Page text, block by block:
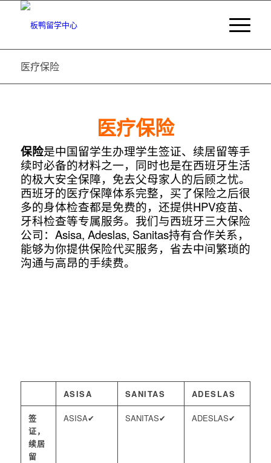
医疗保险
医疗保险
保险是中国留学生办理学生签证、续居留等手
续时必备的材料之一，同时也是在西班牙生活
的极大安全保障，免去父母家人的后顾之忧。
西班牙的医疗保障体系完整，买了保险之后很
多的身体检查都是免费的，还提供HPV疫苗、
牙科检查等专属服务。我们与西班牙三大保险
公司：Asisa, Adeslas, Sanitas持有合作关系，
能够为你提供保险代买服务，省去中间繁琐的
沟通与高昂的手续费。
ASISA SANITAS ADESLAS
签
证，
续居
留
✔ ✔ ✔